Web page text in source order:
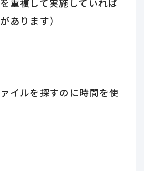
重複して実施していれば
あります）
イルを探すのに時間を使